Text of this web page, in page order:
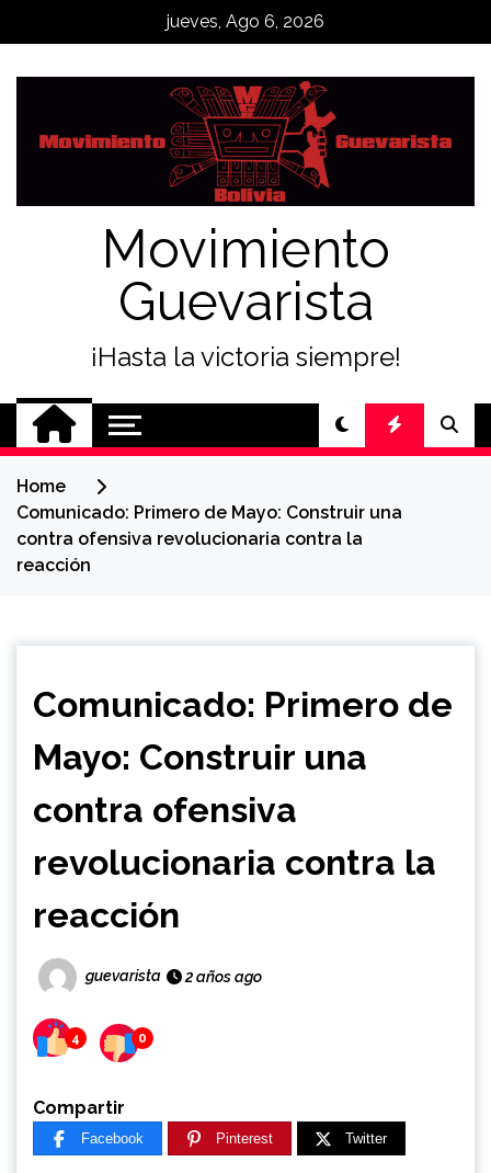
jueves, Ago 6, 2026
Movimiento
Guevarista
¡Hasta la victoria siempre!
Home
Comunicado: Primero de Mayo: Construir una
contra ofensiva revolucionaria contra la
reacción
Comunicado: Primero de
Mayo: Construir una
contra ofensiva
revolucionaria contra la
reacción
guevarista 2 años ago
4 0
Compartir
Facebook Pinterest Twitter